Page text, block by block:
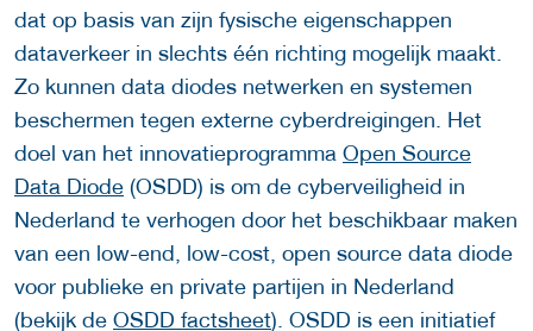
dat op basis van zijn fysische eigenschappen
dataverkeer in slechts één richting mogelijk maakt.
Zo kunnen data diodes netwerken en systemen
beschermen tegen externe cyberdreigingen. Het
doel van het innovatieprogramma Open Source
Data Diode (OSDD) is om de cyberveiligheid in
Nederland te verhogen door het beschikbaar maken
van een low-end, low-cost, open source data diode
voor publieke en private partijen in Nederland
(bekijk de OSDD factsheet). OSDD is een initiatief